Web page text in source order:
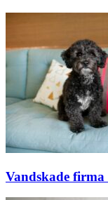
Vandskade